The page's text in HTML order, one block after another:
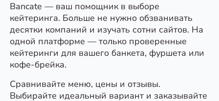
Bancate — ваш помощник в выборе
кейтеринга. Больше не нужно обзванивать
десятки компаний и изучать сотни сайтов. На
одной платформе — только проверенные
кейтеринги для вашего банкета, фуршета или
кофе-брейка.
Сравнивайте меню, цены и отзывы.
Выбирайте идеальный вариант и заказывайте